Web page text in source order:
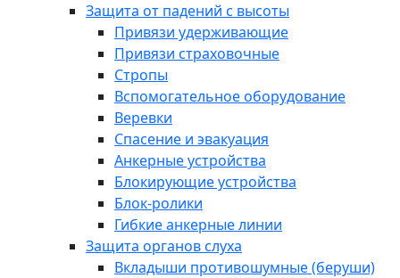
Защита от падений с высоты
Привязи удерживающие
Привязи страховочные
Стропы
Вспомогательное оборудование
Веревки
Спасение и эвакуация
Анкерные устройства
Блокирующие устройства
Блок-ролики
Гибкие анкерные линии
Защита органов слуха
Вкладыши противошумные (беруши)